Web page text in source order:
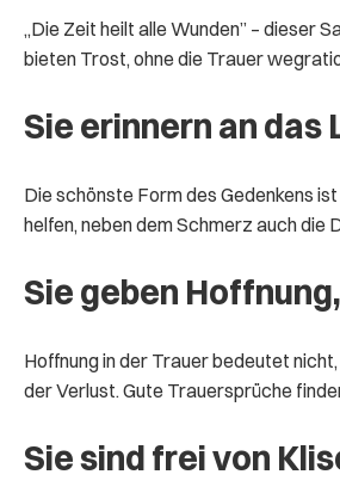
„Die Zeit heilt alle Wunden” – dieser
bieten Trost, ohne die Trauer
Sie erinnern an das
Die schönste Form des Gedenkens
helfen, neben dem Schmerz auch die
Sie geben
Hoffnung in der Trauer bedeutet
der Verlust. Gute Trauersprüche
Sie sind frei von